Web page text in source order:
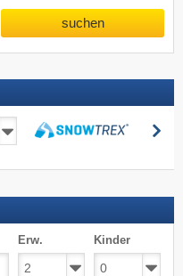
suchen
Erw. Kinder